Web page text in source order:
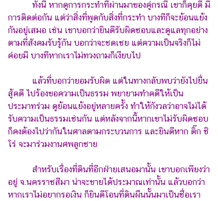
ทั้งนี้ หากดูการกระทำที่ผ่านมาของคู่กรณี เขาก็คุยดี มี
การติดต่อกัน แต่ว่าสิ่งที่พูดกับสิ่งที่กระทำ บางทีก็จะย้อนแย้ง
กันอยู่เสมอ เช่น เขาบอกว่ายินดีรับผิดชอบและดูแลทุกอย่าง
ตามที่สังคมรับรู้กัน บอกว่าจะชดเชย แต่ความเป็นจริงก็ไม่
ค่อยมี บางทีหากเราไม่ทวงถามก็เงียบไป
แล้วที่บอกว่ายอมรับผิด แต่ในทางกลับพบว่ายังไปยื่น
สู้คดี ไปร้องขอความเป็นธรรม พยายามทำคดีให้เป็น
ประมาทร่วม ดูย้อนแย้งอยู่หลายครั้ง ทำให้กังวลว่าอาจไม่ได้
รับความเป็นธรรมเช่นกัน แต่หลังจากนี้หากเขาไม่รับผิดชอบ
ก็คงต้องไปว่ากันในศาลตามกระบวนการ และยินดีหาก ติ๊ก ชิ
โร่ จะมาร่วมงานศพลูกชาย
สำหรับเรื่องที่ดินที่อีกฝ่ายเสนอมานั้น เขาบอกเพียงว่า
อยู่ จ.นครราชสีมา น่าจะขายได้ประมาณเท่านั้น แล้วบอกว่า
หากเราไม่อยากรอเงิน ก็ยินดีโอนที่ดินผืนนั้นมาเป็นชื่อเรา